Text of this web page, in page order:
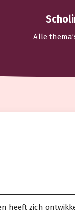
Alle
heeft zich